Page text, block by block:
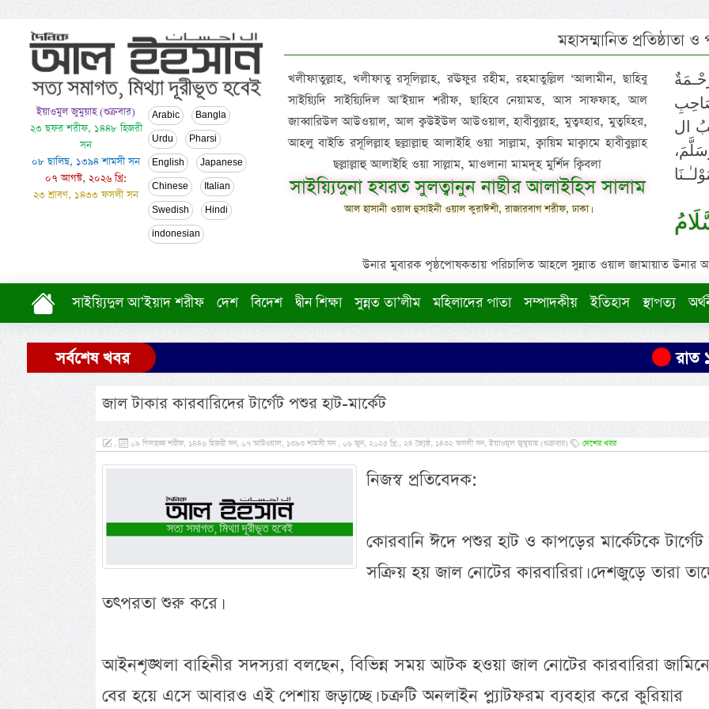
ইয়াওমুল জুমুয়াহ (শুক্রবার)
২৩ ছফর শরীফ, ১৪৪৮ হিজরী
সন
০৮ ছালিছ, ১৩৯৪ শামসী সন
০৭ আগস্ট, ২০২৬ খ্রি:
২৩ শ্রাবণ, ১৪৩৩ ফসলী সন
Arabic Bangla
Urdu Pharsi
English Japanese
Chinese Italian
Swedish Hindi
indonesian
মহাসম্মানিত প্রতিষ্ঠাতা
খলীফাতুল্লাহ, খলীফাতু রসূলিল্লাহ, রঊফুর রহীম, রহমাতুল্লিল ‘আলামীন, ছাহিবু
সাইয়্যিদি সাইয়্যিদিল আ’ইয়াদ শরীফ, ছাহিবে নেয়ামত, আস সাফফাহ, আল
জাব্বারিউল আউওয়াল, আল ক্বউইউল আউওয়াল, হাবীবুল্লাহ, মুত্বহ্হার, মুত্বহ্হির,
আহলু বাইতি রসূলিল্লাহ ছল্লাল্লাহু আলাইহি ওয়া সাল্লাম, ক্বায়িম মাক্বামে হাবীবুল্লাহ
ছল্লাল্লাহু আলাইহি ওয়া সাল্লাম, মাওলানা মামদূহ মুর্শিদ ক্বিবলা
সাইয়্যিদুনা হযরত সুলত্বানুন নাছীর আলাইহিস সালাম
আল হাসানী ওয়াল হুসাইনী ওয়াল কুরাঈশী, রাজারবাগ শরীফ, ঢাকা।
ال
উনার মুবারক পৃষ্ঠপোষকতায় পরিচালিত আহলে সুন্নাত ওয়াল জামায়াত উনার
সাইয়্যিদুল আ’ইয়াদ শরীফ দেশ বিদেশ দ্বীন শিক্ষা সুন্নত তা’লীম মহিলাদের পাতা সম্পাদকীয় ইতিহাস স্থাপত্য
সর্বশেষ খবর রাত ১টার
জাল টাকার কারবারিদের টার্গেট পশুর হাট-মার্কেট
, ০৯ যিলহজ্জ শরীফ, ১৪৪৬ হিজরী সন, ০৭ আউওয়াল, ১৩৯৩ শামসী সন , ০৬ জুন, ২০২৫ খ্রি:, ২৪ জ্যৈষ্ঠ, ১৪৩২ ফসলী সন, ইয়াওমুল জুমুয়াহ (শুক্রবার) দেশের খবর
নিজস্ব প্রতিবেদক:
কোরবানি ঈদে পশুর হাট ও কাপড়ের মার্কেটকে
সক্রিয় হয় জাল নোটের কারবারিরা। দেশজুড়ে তারা
তৎপরতা শুরু করে।
আইনশৃঙ্খলা বাহিনীর সদস্যরা বলছেন, বিভিন্ন সময় আটক হওয়া জাল নোটের কারবারিরা জামিনে
বের হয়ে এসে আবারও এই পেশায় জড়াচ্ছে। চক্রটি অনলাইন প্ল্যাটফরম ব্যবহার করে কুরিয়ার